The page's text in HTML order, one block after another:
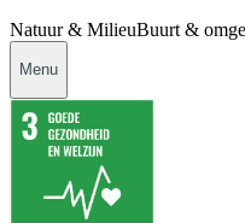
Natuur & MilieuBuurt &
Menu